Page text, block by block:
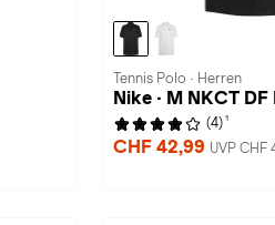
Tennis Polo · Herren
Nike · M NKCT
(4) 1
CHF 42,99 UVP CHF